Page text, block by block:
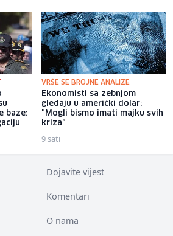
baze:
VRŠE SE BROJNE ANALIZE
Ekonomisti sa zebnjom
gledaju u američki dolar:
"Mogli bismo imati majku svih
kriza"
9 sati
Dojavite vijest
Komentari
O nama